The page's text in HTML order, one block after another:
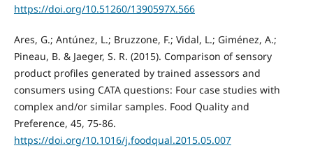
https://doi.org/10.51260/1390597X.566
Ares, G.; Antúnez, L.; Bruzzone, F.; Vidal, L.; Giménez, A.;
Pineau, B. & Jaeger, S. R. (2015). Comparison of sensory
product profiles generated by trained assessors and
consumers using CATA questions: Four case studies with
complex and/or similar samples. Food Quality and
Preference, 45, 75-86.
https://doi.org/10.1016/j.foodqual.2015.05.007